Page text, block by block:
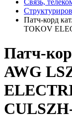
Связь,
Патч-корд
TOKOV
Патч-
AWG